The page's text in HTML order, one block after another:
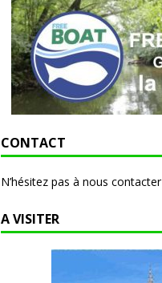
CONTACT
N’hésitez pas à nous contacter
A VISITER